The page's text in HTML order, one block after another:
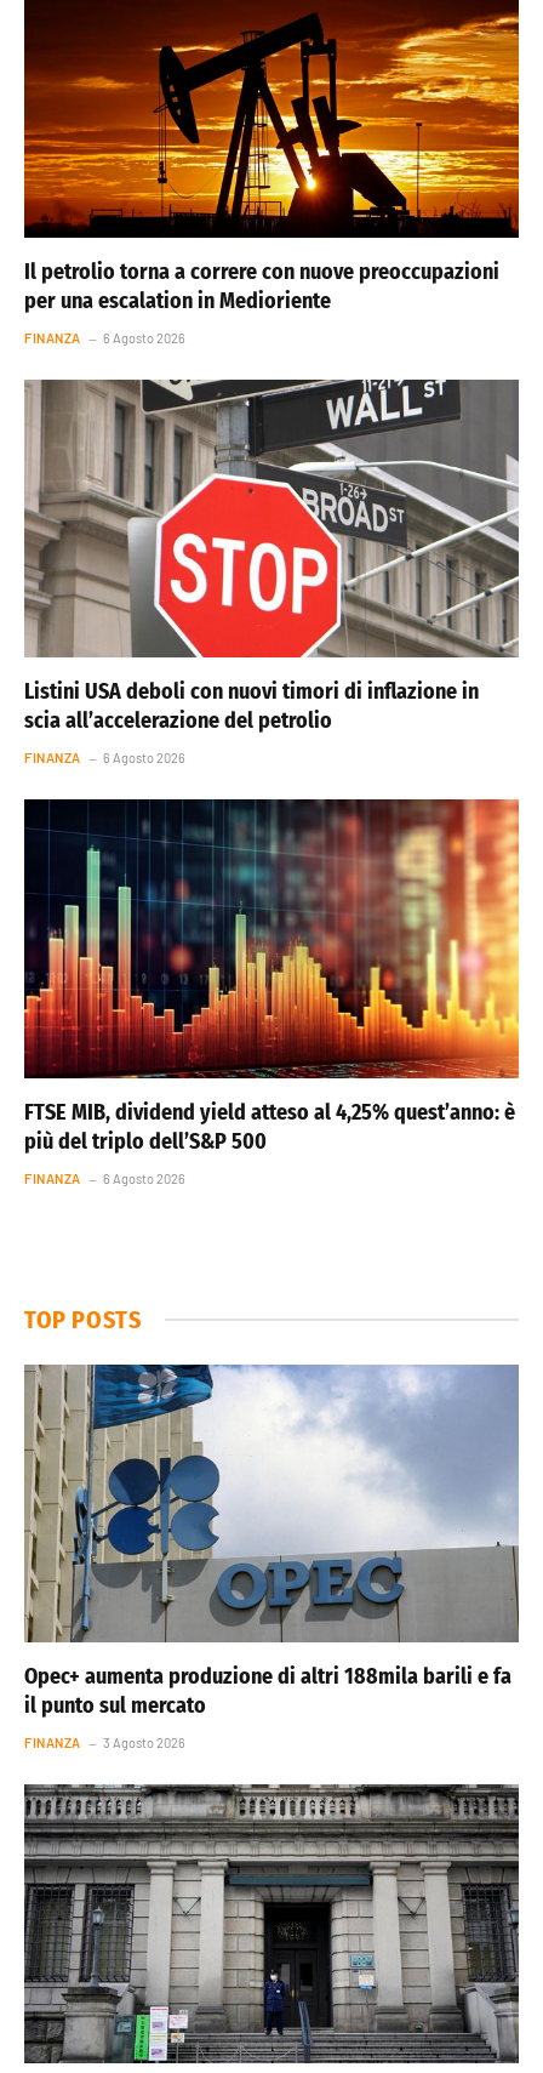
Il petrolio torna a correre con nuove preoccupazioni
per una escalation in Medioriente
FINANZA 6 Agosto 2026
Listini USA deboli con nuovi timori di inflazione in
scia all’accelerazione del petrolio
FINANZA 6 Agosto 2026
FTSE MIB, dividend yield atteso al 4,25% quest’anno: è
più del triplo dell’S&P 500
FINANZA 6 Agosto 2026
TOP POSTS
Opec+ aumenta produzione di altri 188mila barili e fa
il punto sul mercato
FINANZA 3 Agosto 2026